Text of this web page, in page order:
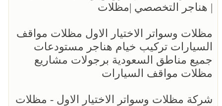
| هناجر التخصصي |مظلات
مظلات وسواتر الاختيار الاول مظلات مواقف
السيارات تركيب خيام هناجر مستودعات
جميع مناطق السعودية برجولات مشاريع
مظلات مواقف السيارات
شركة مظلات وسواتر الاختيار الاول - مظلات